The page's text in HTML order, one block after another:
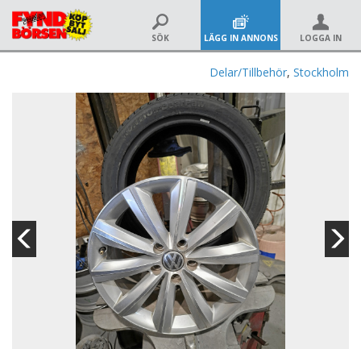
SÖK LÄGG IN ANNONS LOGGA IN
Delar/Tillbehör, Stockholm